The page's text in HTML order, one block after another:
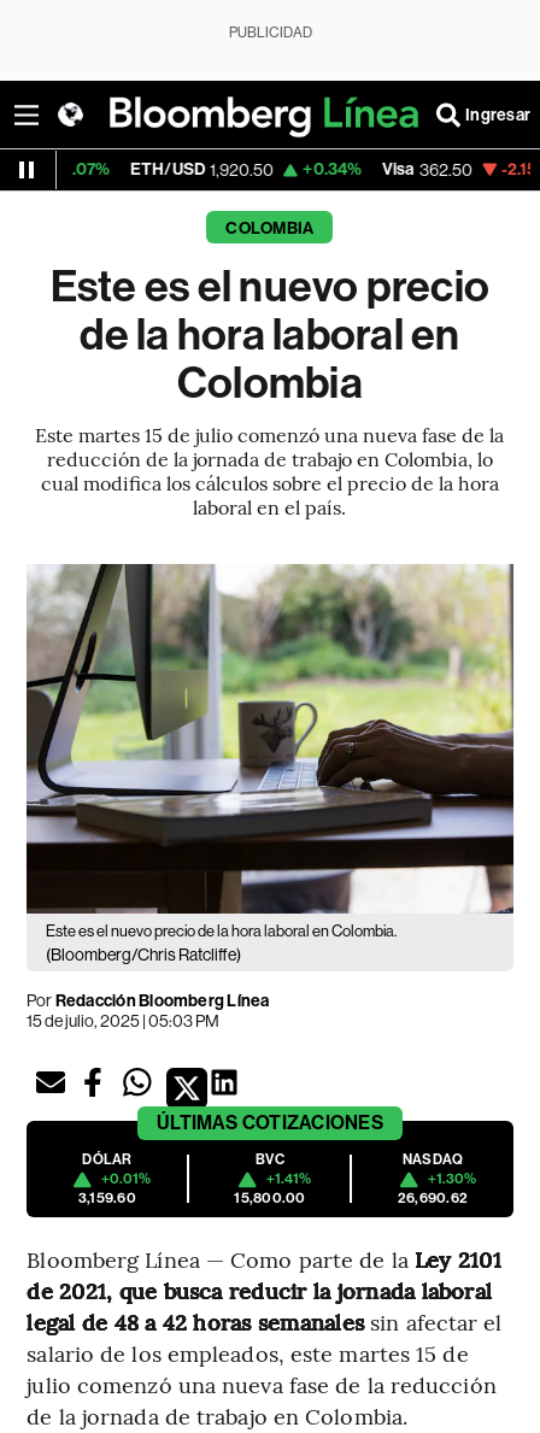
PUBLICIDAD
Ingresar
ETH/USD 1,920.50 +0.34% Visa 362.50 -2.15%
COLOMBIA
Este es el nuevo precio
de la hora laboral en
Colombia
Este martes 15 de julio comenzó una nueva fase de la
reducción de la jornada de trabajo en Colombia, lo
cual modifica los cálculos sobre el precio de la hora
laboral en el país.
Este es el nuevo precio de la hora laboral en Colombia.
(Bloomberg/Chris Ratcliffe)
PorRedacción Bloomberg Línea
15 de julio, 2025 | 05:03 PM
ÚLTIMAS COTIZACIONES
DÓLAR
+0.01%
3,159.60
BVC
+1.41%
15,800.00
NASDAQ
+1.30%
26,690.62
Bloomberg Línea — Como parte de la Ley 2101
de 2021, que busca reducir la jornada laboral
legal de 48 a 42 horas semanalessin afectar el
salario de los empleados, este martes 15 de
julio comenzó una nueva fase de la reducción
de la jornada de trabajo en Colombia.